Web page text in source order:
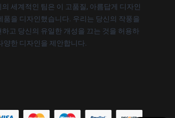
의 세계적인 팀은 이 고품질, 아름답게 디자인
품을 디자인했습니다. 우리는 당신의 작풍을
하고 당신의 유일한 개성을 끄는 것을 허용하
양한 디자인을 제안합니다.